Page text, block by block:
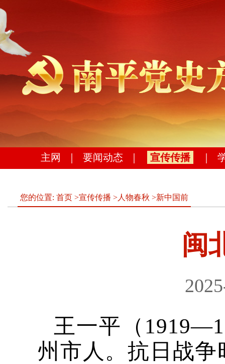
主网 要闻动态 宣传传播
您的位置: 首页 >宣传传播 >人物春秋 >新中国前
闽
王一平（
州市人。抗日战